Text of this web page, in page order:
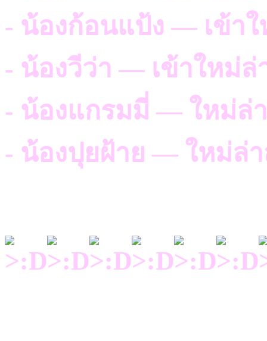
- น้องก้อนแป้ง — เข้า
- น้องวีว่า — เข้าใหม่ล่
- น้องแกรมมี่ — ใหม่ล่
- น้องปุยฝ้าย — ใหม่ล่